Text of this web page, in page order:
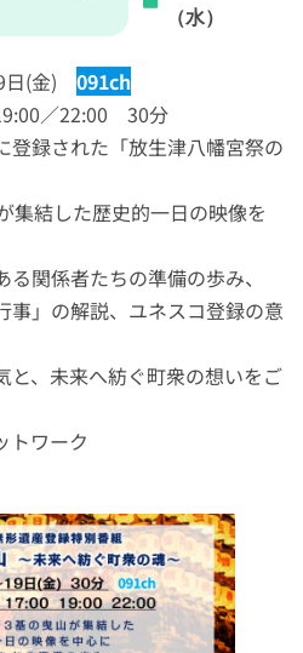
（水）
日(金) 091ch
／22:00 30分
録された「放生津八幡宮祭の
集結した歴史的一日の映像を
関係者たちの準備の歩み、
」の解説、ユネスコ登録の意
、未来へ紡ぐ町衆の想いをご
トワーク